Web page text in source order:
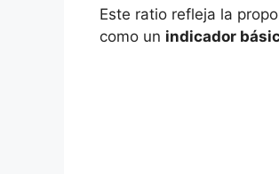
Este ratio​ refleja la
como un indicador